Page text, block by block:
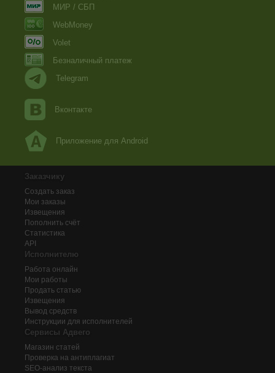
МИР / СБП
WebMoney
Volet
Безналичный платеж
Telegram
Вконтакте
Приложение для Android
Заказчику
Создать заказ
Мои заказы
Извещения
Пополнить счёт
Статистика
API
Исполнителю
Работа онлайн
Мои работы
Продать статью
Извещения
Вывод средств
Инструкции для исполнителей
Сервисы Адвего
Магазин статей
Проверка на антиплагиат
SEO-анализ текста